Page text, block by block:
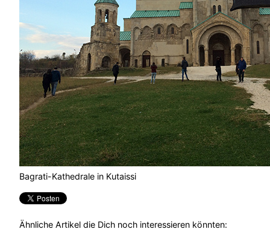
Bagrati-Kathedrale in Kutaissi
Ähnliche Artikel die Dich noch interessieren könnten: